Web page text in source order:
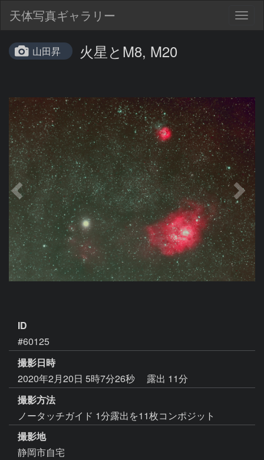
天体写真ギャラリー
山田昇 火星とM8, M20
ID
#60125
撮影日時
2020年2月20日 5時7分26秒
露出 11分
撮影方法
ノータッチガイド 1分露出を11枚コンポジット
撮影地
静岡市自宅